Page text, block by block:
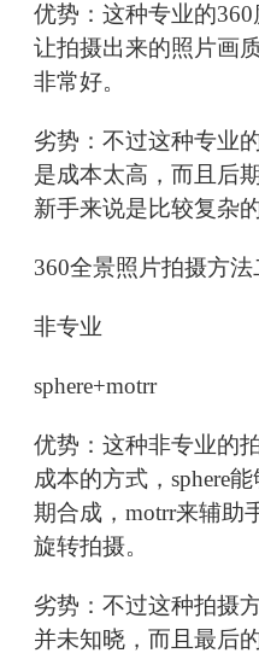
优势：这种专业的
让拍摄出来的照片画
非常好。
劣势：不过这种专业
是成本太高，而且后
新手来说是比较复杂
360全景照片拍摄方法
非专业
sphere+motrr
优势：这种非专业的
成本的方式，sphere
期合成，motrr来辅助
旋转拍摄。
劣势：不过这种拍摄
并未知晓，而且最后